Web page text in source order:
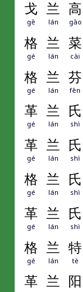
戈 兰 高
gē lán gāo
格 兰 菜
gé lán cài
格 兰 芬
gé lán fēn
革 兰 氏
gé lán shì
革 兰 氏
gé lán shì
格 兰 氏
gé lán shì
革 兰 氏
gé lán shì
格 兰 特
gé lán tè
革 兰 阳